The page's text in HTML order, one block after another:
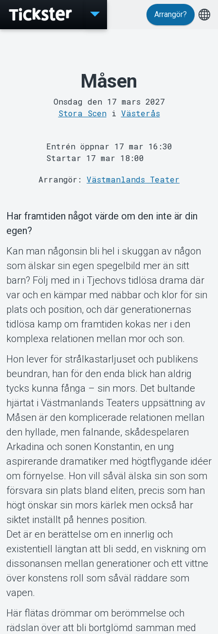
MyTickster
Support
Om Tickster
Arrangör?
Måsen
Onsdag den 17 mars 2027
Stora Sceni Västerås
Entrén öppnar 17 mar 16:30
Startar 17 mar 18:00
Arrangör: Västmanlands Teater
Har framtiden något värde om den inte är din
egen?
Kan man någonsin bli hel i skuggan av någon
som älskar sin egen spegelbild mer än sitt
barn? Följ med in i Tjechovs tidlösa drama där
var och en kämpar med näbbar och klor för sin
plats och position, och där generationernas
tidlösa kamp om framtiden kokas ner i den
komplexa relationen mellan mor och son.
Hon lever för strålkastarljuset och publikens
beundran, han för den enda blick han aldrig
tycks kunna fånga – sin mors. Det bultande
hjärtat i Västmanlands Teaters uppsättning av
Måsen är den komplicerade relationen mellan
den hyllade, men falnande, skådespelaren
Arkadina och sonen Konstantin, en ung
aspirerande dramatiker med högtflygande idéer
om förnyelse. Hon vill såväl älska sin son som
försvara sin plats bland eliten, precis som han
högt önskar sin mors kärlek men också har
siktet inställt på hennes position.
Det är en berättelse om en innerlig och
existentiell längtan att bli sedd, en viskning om
dissonansen mellan generationer och ett vittne
över konstens roll som såväl räddare som
vapen.
Här flätas drömmar om berömmelse och
rädslan över att bli bortglömd samman med